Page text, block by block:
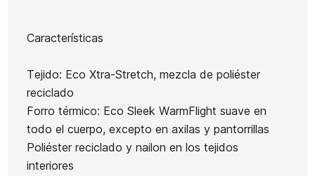
Características
Tejido: Eco Xtra-Stretch, mezcla de poliéster
reciclado
Forro térmico: Eco Sleek WarmFlight suave en
todo el cuerpo, excepto en axilas y pantorrillas
Poliéster reciclado y nailon en los tejidos
interiores
Marca Roxy
Referencia
En stock 2 Artículos
Neopreno
Hombre